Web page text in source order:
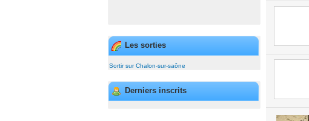
Les sorties
Sortir sur Chalon-sur-saône
Derniers inscrits